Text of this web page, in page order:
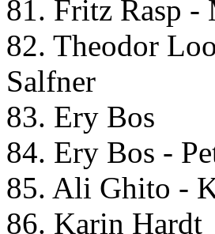
81. Fritz Rasp -
82. Theodor
Salfner
83. Ery Bos
84. Ery Bos -
85. Ali Ghito -
86. Karin Hardt